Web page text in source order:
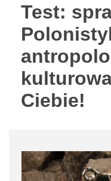
Test:
Ciebie!